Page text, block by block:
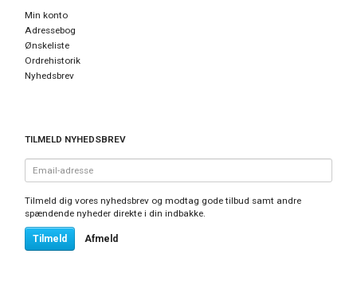
Min konto
Adressebog
Ønskeliste
Ordrehistorik
Nyhedsbrev
TILMELD NYHEDSBREV
adresse
Tilmeld dig vores nyhedsbrev og modtag gode tilbud samt andre
spændende nyheder direkte i din indbakke.
Tilmeld Afmeld